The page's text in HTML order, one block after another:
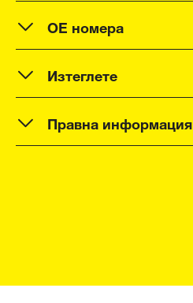
OE номера
Изтеглете
Правна информация